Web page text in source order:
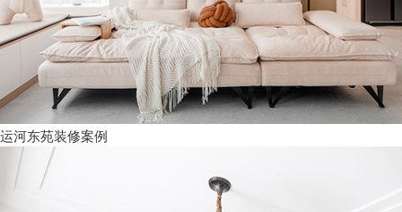
运河东苑装修案例